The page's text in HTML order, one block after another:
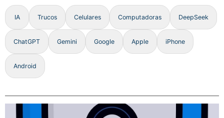
IA Trucos Celulares Computadoras DeepSeek
ChatGPT Gemini Google Apple iPhone
Android